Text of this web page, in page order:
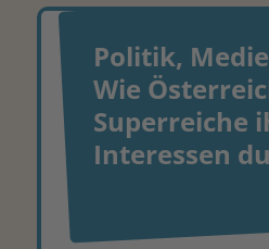
Politik,
Wie
Superreiche
Interessen